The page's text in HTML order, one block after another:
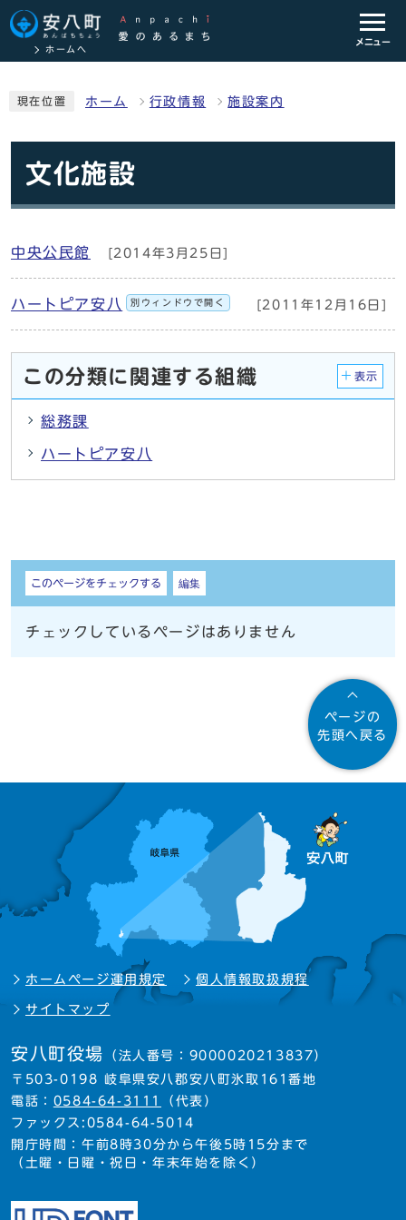
ホームへ
メニュー
現在位置 ホーム 行政情報 施設案内
文化施設
中央公民館 [2014年3月25日]
ハートピア安八 別ウィンドウで開く [2011年12月16日]
この分類に関連する組織 表示
総務課
ハートピア安八
しおり
このページをチェックする 編集
チェックしているページはありません
ページの
先頭へ戻る
ホームページ運用規定 個人情報取扱規程
サイトマップ
安八町役場 （法人番号：9000020213837）
〒503-0198 岐阜県安八郡安八町氷取161番地
電話： 0584-64-3111
（代表）
ファックス:0584-64-5014
開庁時間：午前8時30分から午後5時15分まで
（土曜・日曜・祝日・年末年始を除く）